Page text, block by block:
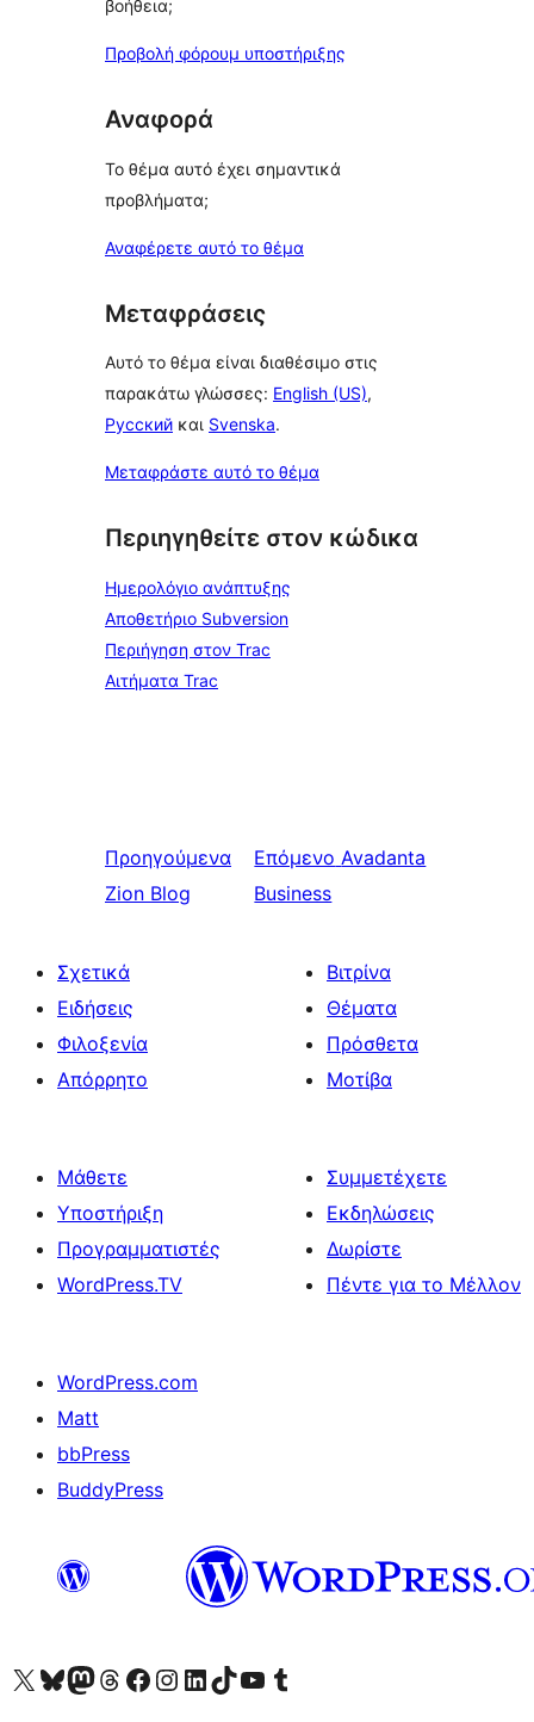
βοήθεια;
Προβολή φόρουμ υποστήριξης
Αναφορά
Το θέμα αυτό έχει σημαντικά
προβλήματα;
Αναφέρετε αυτό το θέμα
Μεταφράσεις
Αυτό το θέμα είναι διαθέσιμο στις
παρακάτω γλώσσες: English (US),
Русский και Svenska.
Μεταφράστε αυτό το θέμα
Περιηγηθείτε στον κώδικα
Ημερολόγιο ανάπτυξης
Αποθετήριο Subversion
Περιήγηση στον Trac
Αιτήματα Trac
Προηγούμενα
Zion Blog
Επόμενο Avadanta
Business
Σχετικά
Ειδήσεις
Φιλοξενία
Απόρρητο
Βιτρίνα
Θέματα
Πρόσθετα
Μοτίβα
Μάθετε
Υποστήριξη
Προγραμματιστές
WordPress.TV
Συμμετέχετε
Εκδηλώσεις
Δωρίστε
Πέντε για το Μέλλον
WordPress.com
Matt
bbPress
BuddyPress
Visit our X (formerly Twitter) account
Visit our Bluesky account
Επισκεφθείτε τον λογαριασμό μας στο Mastodon
Visit our Threads account
Επισκεφτείτε τη σελίδα μας στο Facebook
Επισκεφθείτε τον λογαριασμό μας Instagram
Επισκεφθείτε τον λογαριασμό μας LinkedIn
Visit our TikTok account
Visit our YouTube channel
Visit our Tumblr account